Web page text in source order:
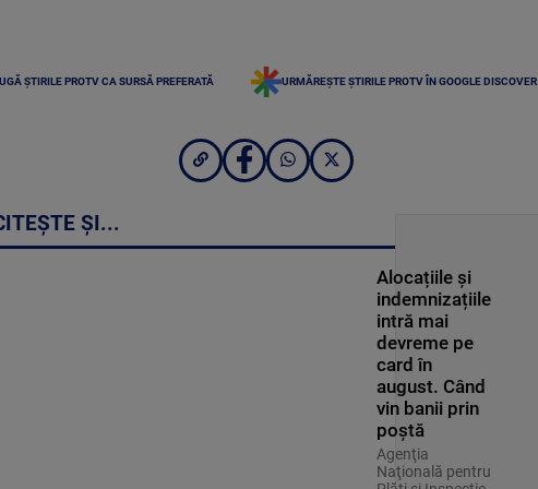
ȘTIRILE PROTV CA SURSĂ PREFERATĂ URMĂREȘTE ȘTIRILE PROTV ÎN GOOGLE DISCOVER
ȘI...
Alocațiile și
indemnizațiile
intră mai
devreme pe
card în
august. Când
vin banii prin
poștă
Agenţia
Naţională pentru